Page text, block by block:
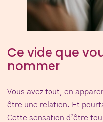
Ce vide que
nommer
Vous avez tout, en
être une relation. Et
Cette sensation d’être